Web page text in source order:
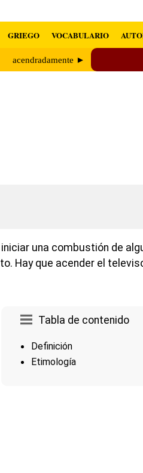
GRIEGO VOCABULARIO
acendradamente ►
una combustión de
Hay que acender el
Tabla de contenido
Definición
Etimología